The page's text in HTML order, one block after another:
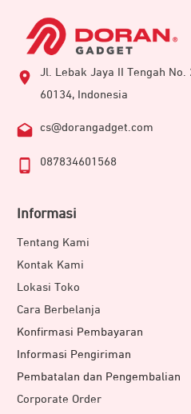
Jl. Lebak Jaya II Tengah
60134, Indonesia
cs@dorangadget.com
087834601568
Informasi
Tentang Kami
Kontak Kami
Lokasi Toko
Cara Berbelanja
Konfirmasi Pembayaran
Informasi Pengiriman
Pembatalan dan Pengembalian
Corporate Order